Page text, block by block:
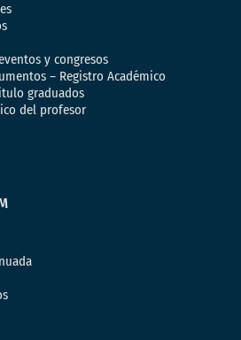
y congresos
– Registro Académico
graduados
del profesor